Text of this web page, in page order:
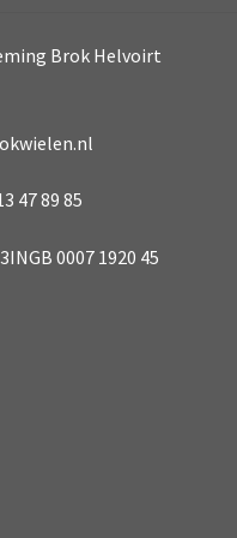
Brok Helvoirt
47 89 85
0007 1920 45